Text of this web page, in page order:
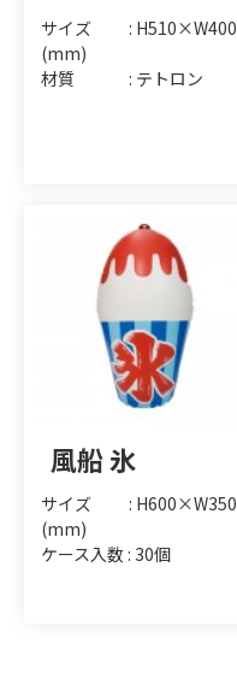
サイズ : H510×W400
(mm)
材質 : テトロン
風船 氷
サイズ : H600×W350
(mm)
ケース入数 : 30個